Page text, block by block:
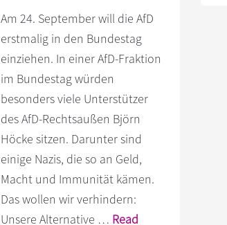
Am 24. September will die AfD
erstmalig in den Bundestag
einziehen. In einer AfD-Fraktion
im Bundestag würden
besonders viele Unterstützer
des AfD-Rechtsaußen Björn
Höcke sitzen. Darunter sind
einige Nazis, die so an Geld,
Macht und Immunität kämen.
Das wollen wir verhindern:
Unsere Alternative … Read